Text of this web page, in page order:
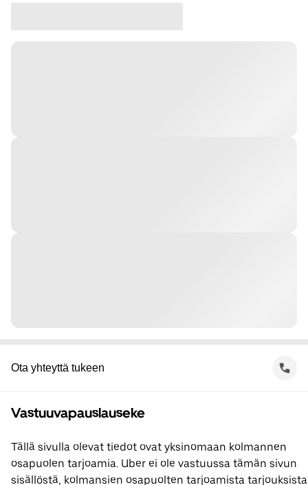
Ota yhteyttä tukeen
Vastuuvapauslauseke
Tällä sivulla olevat tiedot ovat yksinomaan kolmannen
osapuolen tarjoamia. Uber ei ole vastuussa tämän sivun
sisällöstä, kolmansien osapuolten tarjoamista tarjouksista